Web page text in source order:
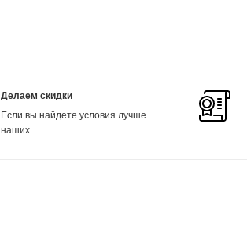
Делаем скидки
Если вы найдете условия лучше
наших